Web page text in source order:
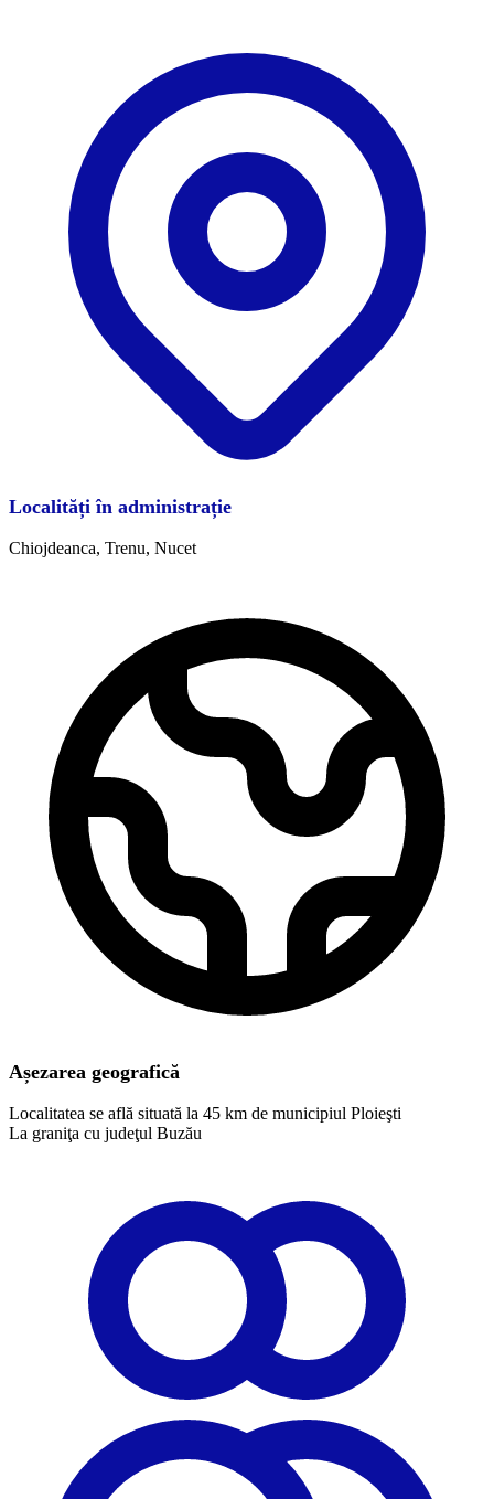
Localități în administrație
Chiojdeanca, Trenu, Nucet
Așezarea geografică
Localitatea se află situată la 45 km de municipiul Ploieşti
La graniţa cu judeţul Buzău